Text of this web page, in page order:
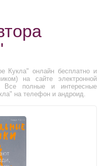
Кукла" онлайн бесплатно и
на сайте электронной
Все полные и интересные
на телефон и андроид.